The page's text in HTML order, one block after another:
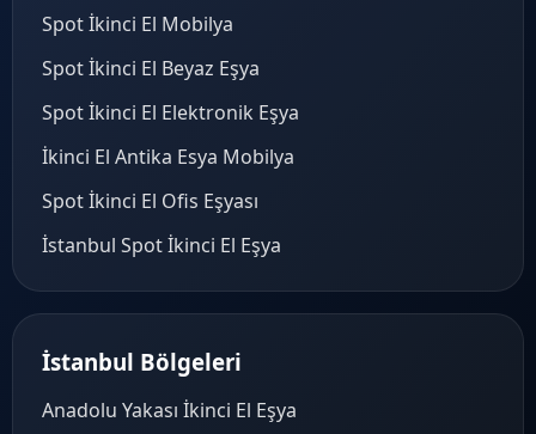
Spot İkinci El Mobilya
Spot İkinci El Beyaz Eşya
Spot İkinci El Elektronik Eşya
İkinci El Antika Esya Mobilya
Spot İkinci El Ofis Eşyası
İstanbul Spot İkinci El Eşya
İstanbul Bölgeleri
Anadolu Yakası İkinci El Eşya